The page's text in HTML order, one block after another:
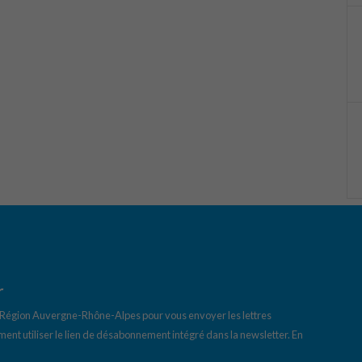
Auvergne-Rhône-Alpes pour vous envoyer les lettres
utiliser le lien de désabonnement intégré dans la newsletter. En